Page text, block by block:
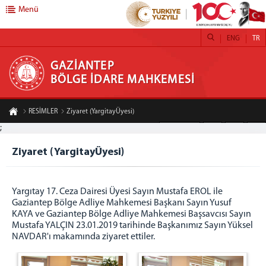
GAZİANTEP BÖLGE İDARE MAHKEMESİ
ANASAYFA
MAHKEMEMİZ
BAŞKANLIK
ÖNCEKİ BAŞKANLARIMIZ
BAŞKANLAR KURULU
ADALET KOMİSYONU
İDARİ BİRİMLER
İDARİ İŞLER MÜDÜRLÜĞÜ
Menü
GAZİANTEP
BÖLGE İDARE MAHKEMESİ
TR
ENG
RESİMLER Ziyaret (YargitayÜyesi)
;
Ziyaret (YargitayÜyesi)
Yargıtay 17. Ceza Dairesi Üyesi Sayın Mustafa EROL ile
Gaziantep Bölge Adliye Mahkemesi Başkanı Sayın Yusuf
KAYA ve Gaziantep Bölge Adliye Mahkemesi Başsavcısı Sayın
Mustafa YALÇIN 23.01.2019 tarihinde Başkanımız Sayın Yüksel
NAVDAR'ı makamında ziyaret ettiler.